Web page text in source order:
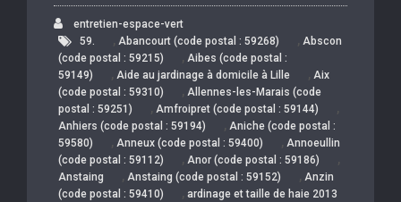
entretien-espace-vert
59.
, Abancourt (code postal : 59268) , Abscon
(code postal : 59215)
, Aibes (code postal :
59149)
, Aide au jardinage à domicile à Lille , Aix
(code postal : 59310)
, Allennes-les-Marais (code
postal : 59251)
, Amfroipret (code postal : 59144) ,
Anhiers (code postal : 59194) , Aniche (code postal :
59580)
, Anneux (code postal : 59400) , Annoeullin
(code postal : 59112)
, Anor (code postal : 59186) ,
Anstaing , Anstaing (code postal : 59152) , Anzin
(code postal : 59410)
, ardinage et taille de haie 2013